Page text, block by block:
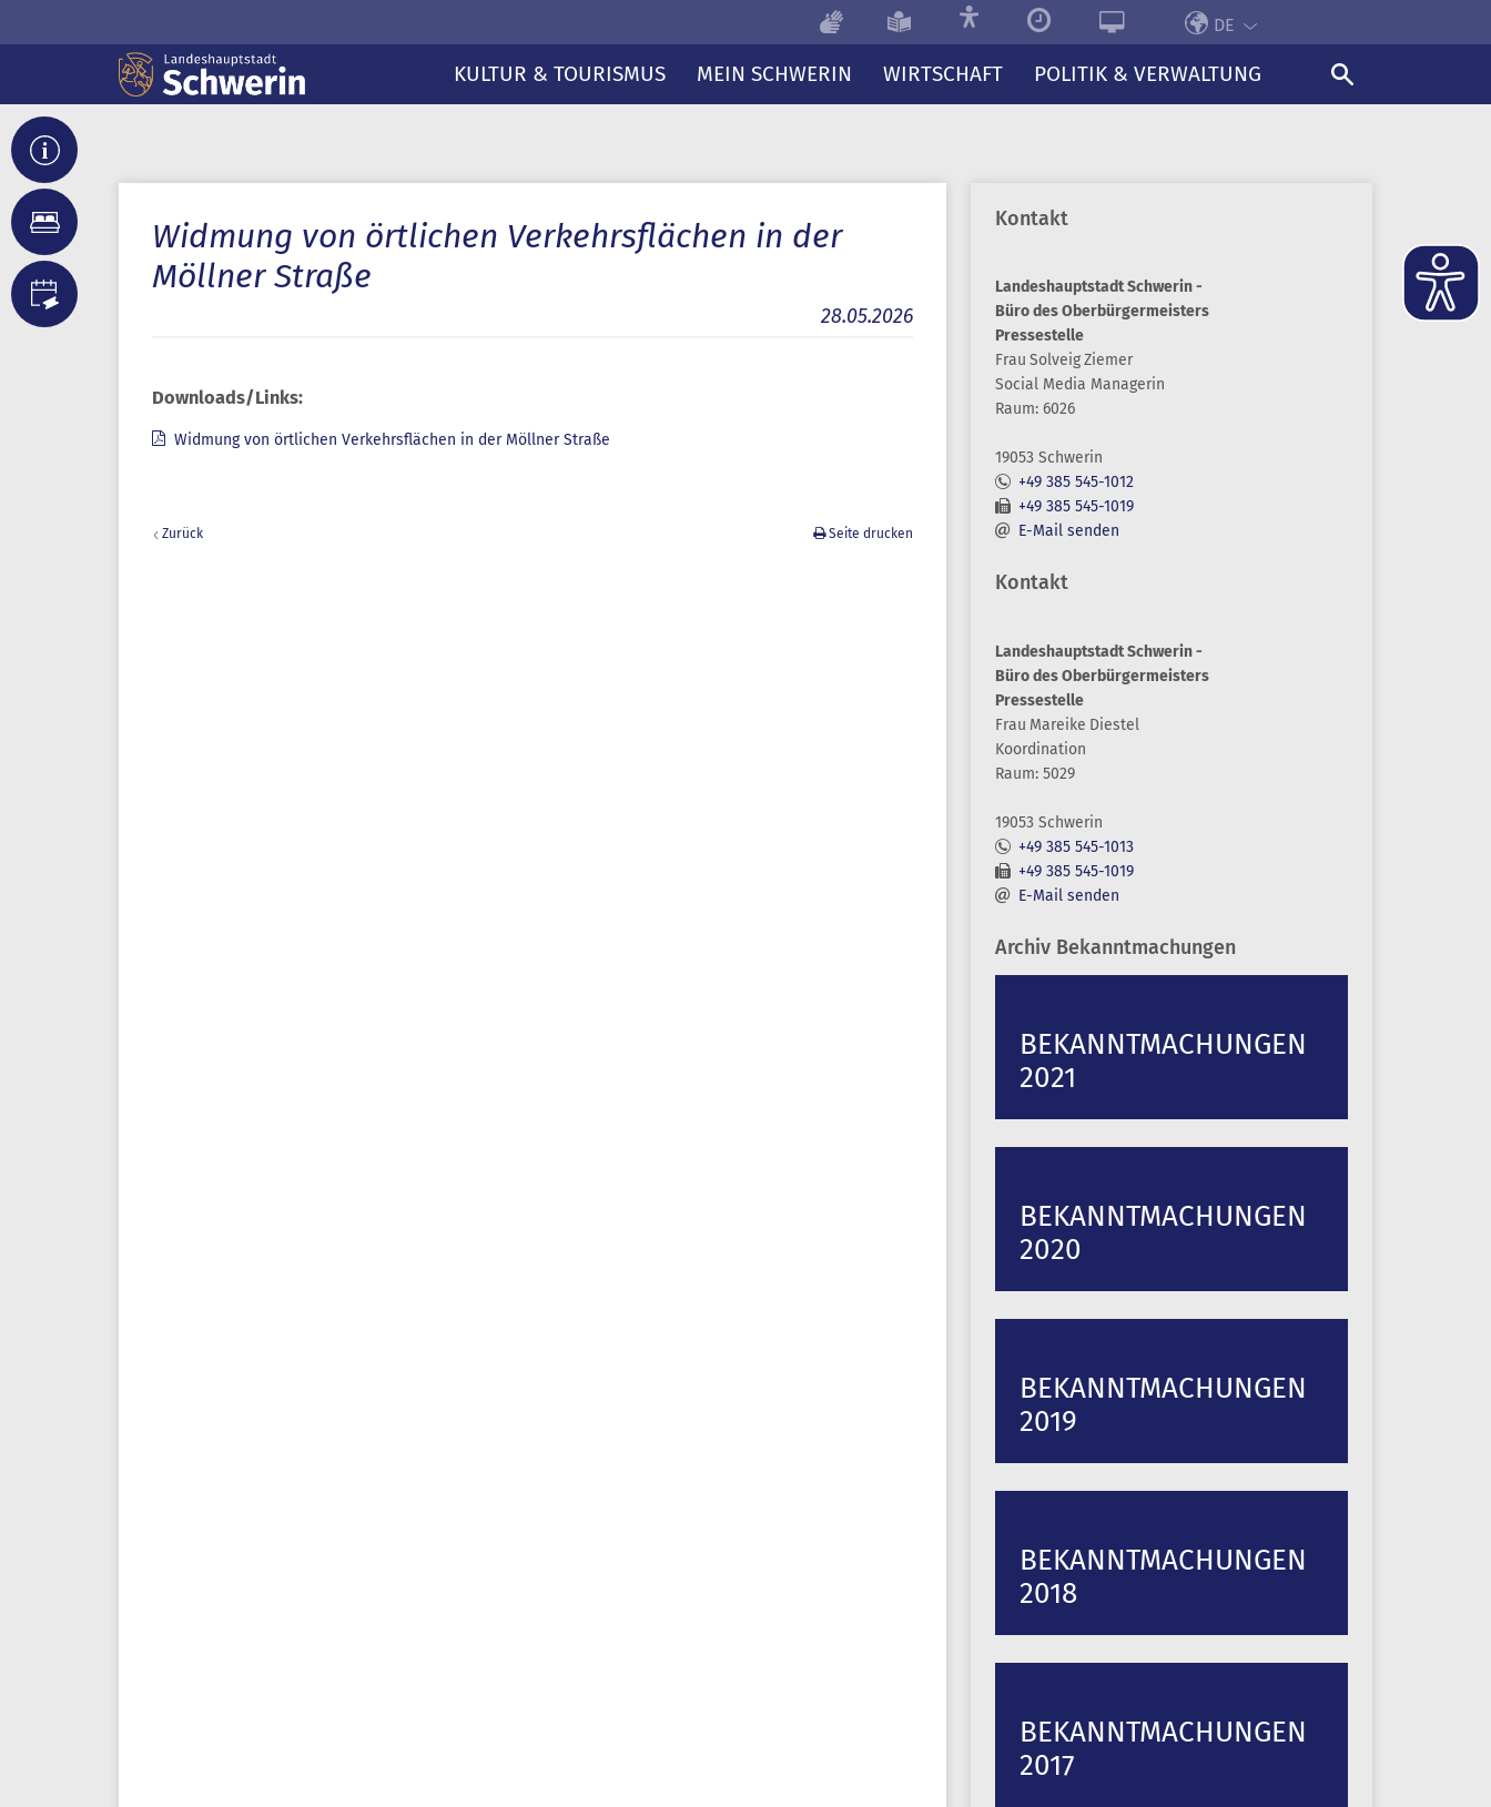
DE
KULTUR & TOURISMUS MEIN SCHWERIN WIRTSCHAFT POLITIK & VERWALTUNG
Widmung von örtlichen Verkehrsflächen in der
Möllner Straße
28.05.2026
Downloads/Links:
Widmung von örtlichen Verkehrsflächen in der Möllner Straße
Zurück Seite drucken
Kontakt
Landeshauptstadt Schwerin -
Büro des Oberbürgermeisters
Pressestelle
Frau SolveigZiemer
Social Media Managerin
Raum: 6026
19053 Schwerin
+49 385 545-1012
+49 385 545-1019
E-Mail senden
Kontakt
Landeshauptstadt Schwerin -
Büro des Oberbürgermeisters
Pressestelle
Frau Mareike Diestel
Koordination
Raum: 5029
19053 Schwerin
+49 385 545-1013
+49 385 545-1019
E-Mail senden
Archiv Bekanntmachungen
BEKANNTMACHUNGEN
2021
BEKANNTMACHUNGEN
2020
BEKANNTMACHUNGEN
2019
BEKANNTMACHUNGEN
2018
BEKANNTMACHUNGEN
2017